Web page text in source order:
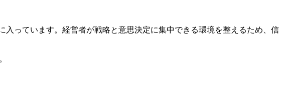
っています。経営者が戦略と意思決定に集中できる環境を整えるため、信